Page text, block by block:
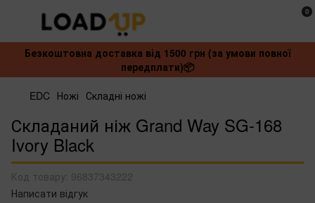
0
Безкоштовна доставка від 1500 грн (за умови повної
передплати)📦
EDC Ножі Складні ножі
Складаний ніж Grand Way SG-168
Ivory Black
Код товару: 96837343222
Написати відгук